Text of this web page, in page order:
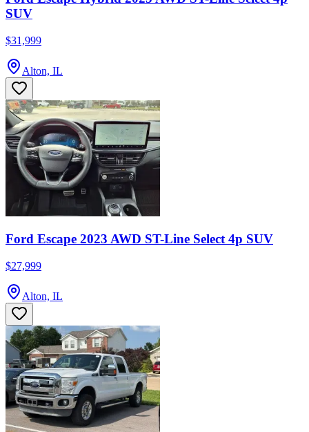
SUV
$31,999
Alton, IL
Ford Escape 2023 AWD ST-Line Select 4p SUV
$27,999
Alton, IL